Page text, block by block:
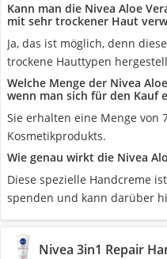
Kann man die Nivea Aloe
mit sehr trockener Haut
Ja, das ist möglich, denn
trockene Hauttypen
Welche Menge der Nivea
wenn man sich für den Kauf
Sie erhalten eine Menge von
Kosmetikprodukts.
Wie genau wirkt die Nivea
Diese spezielle Handcreme
spenden und kann darüber
Nivea 3in1 Repair